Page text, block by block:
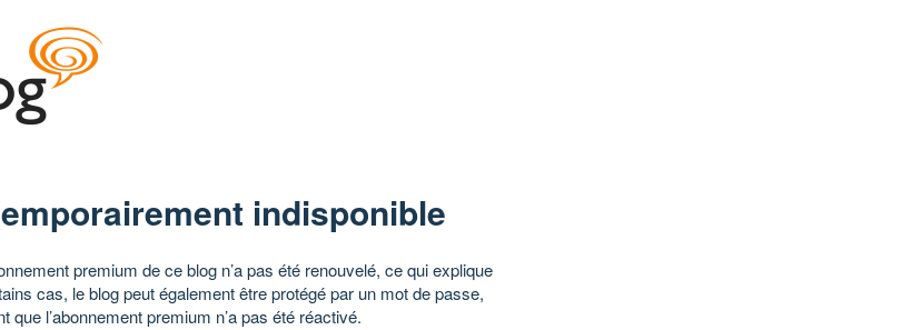
indisponible
premium de ce blog n’a pas été renouvelé, ce qui explique
cas, le blog peut également être protégé par un mot de passe,
que l’abonnement premium n’a pas été réactivé.